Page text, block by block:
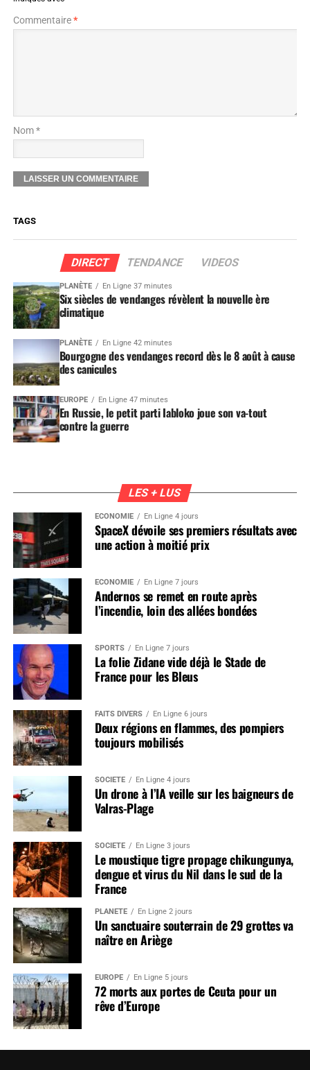
Commentaire*
Nom *
TAGS
DIRECT TENDANCE VIDEOS
PLANÈTE En Ligne 37 minutes
Six siècles de vendanges révèlent la nouvelle ère
climatique
PLANÈTE En Ligne 42 minutes
Bourgogne des vendanges record dès le 8 août à cause
des canicules
EUROPE En Ligne 47 minutes
En Russie, le petit parti Iabloko joue son va-tout
contre la guerre
LES + LUS
ÉCONOMIE En Ligne 4 jours
SpaceX dévoile ses premiers résultats avec
une action à moitié prix
ÉCONOMIE En Ligne 7 jours
Andernos se remet en route après
l’incendie, loin des allées bondées
SPORTS En Ligne 7 jours
La folie Zidane vide déjà le Stade de
France pour les Bleus
FAITS DIVERS En Ligne 6 jours
Deux régions en flammes, des pompiers
toujours mobilisés
SOCIÉTÉ En Ligne 4 jours
Un drone à l’IA veille sur les baigneurs de
Valras-Plage
SOCIÉTÉ En Ligne 3 jours
Le moustique tigre propage chikungunya,
dengue et virus du Nil dans le sud de la
France
PLANÈTE En Ligne 2 jours
Un sanctuaire souterrain de 29 grottes va
naître en Ariège
EUROPE En Ligne 5 jours
72 morts aux portes de Ceuta pour un
rêve d’Europe